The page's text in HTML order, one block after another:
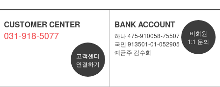
CUSTOMER CENTER
031-918-5077
고객센터
연결하기
BANK ACCOUNT
하나 475-910058-75507
국민 913501-01-052905
예금주 김수희
비회원
1:1 문의